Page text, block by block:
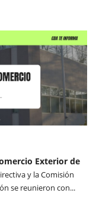
Exterior de
y la Comisión
se reunieron con...